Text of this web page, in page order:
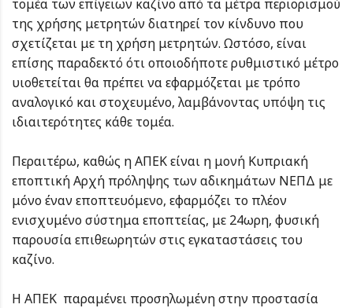
τομέα των επίγειων καζίνο από τα μέτρα περιορισμού
της χρήσης μετρητών διατηρεί τον κίνδυνο που
σχετίζεται με τη χρήση μετρητών. Ωστόσο, είναι
επίσης παραδεκτό ότι οποιοδήποτε ρυθμιστικό μέτρο
υιοθετείται θα πρέπει να εφαρμόζεται με τρόπο
αναλογικό και στοχευμένο, λαμβάνοντας υπόψη τις
ιδιαιτερότητες κάθε τομέα.
Περαιτέρω, καθώς η ΑΠΕΚ είναι η μονή Κυπριακή
εποπτική Αρχή πρόληψης των αδικημάτων ΝΕΠΔ με
μόνο έναν εποπτευόμενο, εφαρμόζει το πλέον
ενισχυμένο σύστημα εποπτείας, με 24ωρη, φυσική
παρουσία επιθεωρητών στις εγκαταστάσεις του
καζίνο.
Η ΑΠΕΚ παραμένει προσηλωμένη στην προστασία